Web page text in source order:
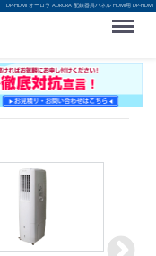
DP-HDMI オーロラ AURORA 配線器具パネル HDMI用 DP-HDMI
Menu